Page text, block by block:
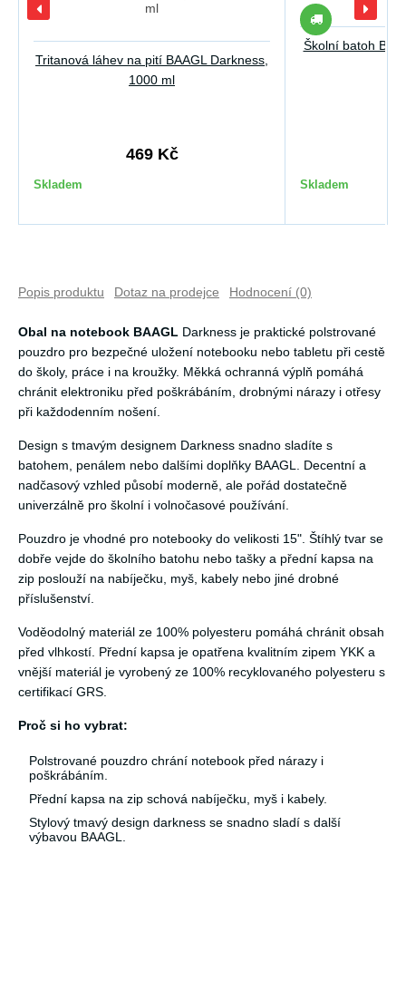
Tritanová láhev na pití BAAGL Darkness,
1000 ml
469 Kč
Skladem
Školní batoh
Skladem
Popis produktu Dotaz na prodejce Hodnocení (0)
Obal na notebook BAAGL Darkness je praktické polstrované
pouzdro pro bezpečné uložení notebooku nebo tabletu při cestě
do školy, práce i na kroužky. Měkká ochranná výplň pomáhá
chránit elektroniku před poškrábáním, drobnými nárazy i otřesy
při každodenním nošení.
Design s tmavým designem Darkness snadno sladíte s
batohem, penálem nebo dalšími doplňky BAAGL. Decentní a
nadčasový vzhled působí moderně, ale pořád dostatečně
univerzálně pro školní i volnočasové používání.
Pouzdro je vhodné pro notebooky do velikosti 15". Štíhlý tvar se
dobře vejde do školního batohu nebo tašky a přední kapsa na
zip poslouží na nabíječku, myš, kabely nebo jiné drobné
příslušenství.
Voděodolný materiál ze 100% polyesteru pomáhá chránit obsah
před vlhkostí. Přední kapsa je opatřena kvalitním zipem YKK a
vnější materiál je vyrobený ze 100% recyklovaného polyesteru s
certifikací GRS.
Proč si ho vybrat:
Polstrované pouzdro chrání notebook před nárazy i
poškrábáním.
Přední kapsa na zip schová nabíječku, myš i kabely.
Stylový tmavý design darkness se snadno sladí s další
výbavou BAAGL.